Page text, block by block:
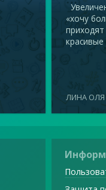
«хочу
красивые
ЛИНА ОЛЯ